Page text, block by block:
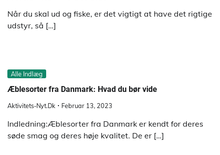
Når du skal ud og fiske, er det vigtigt at have det rigtige
udstyr, så […]
Alle Indlæg
Æblesorter fra Danmark: Hvad du bør vide
Aktivitets-Nyt.dk Februar 13, 2023
Indledning:Æblesorter fra Danmark er kendt for deres
søde smag og deres høje kvalitet. De er […]